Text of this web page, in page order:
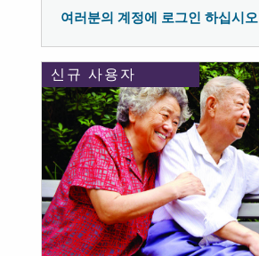
여러분의 계정에 로그인 하십시오
신규 사용자